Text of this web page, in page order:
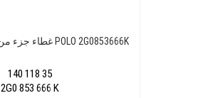
غطاء جزء من المصد الأيمن 21 POLO 2G0853666K
140 118 35
2G0 853 666 K